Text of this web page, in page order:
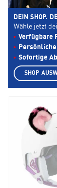
DEIN SHOP.
Wähle jetzt
Verfügbare
Sofortige